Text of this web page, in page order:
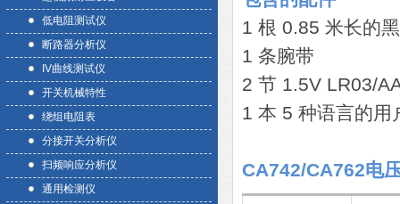
低电阻测试仪
断路器分析仪
IV曲线测试仪
开关机械特性
绕组电阻表
分接开关分析仪
扫频响应分析仪
通用检测仪
1 根 0.85 米长的
1 条腕带
2 节 1.5V LR03/
1 本 5 种语言的用
CA742/CA762电